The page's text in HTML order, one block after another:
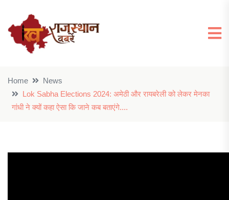
Home
News
Lok Sabha Elections 2024: अमेठी और रायबरेली को लेकर मेनका
गांधी ने क्यों कहा ऐसा कि जाने कब बताएंगे....